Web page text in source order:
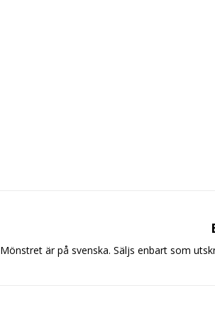
Mönstret är på svenska. Säljs enbart som